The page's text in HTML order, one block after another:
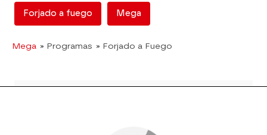
Forjado a fuego Mega
Mega » Programas » Forjado a Fuego